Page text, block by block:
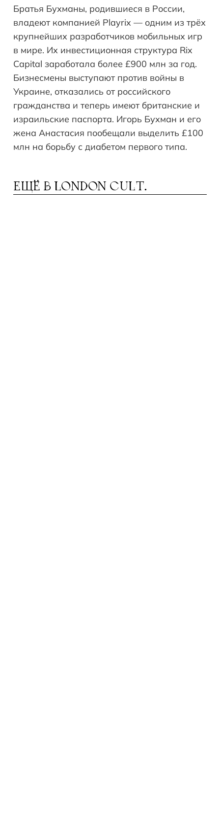
Братья Бухманы, родившиеся в России,
владеют компанией Playrix — одним из трёх
крупнейших разработчиков мобильных игр
в мире. Их инвестиционная структура Rix
Capital заработала более £900 млн за год.
Бизнесмены выступают против войны в
Украине, отказались от российского
гражданства и теперь имеют британские и
израильские паспорта. Игорь Бухман и его
жена Анастасия пообещали выделить £100
млн на борьбу с диабетом первого типа.
ЕЩЁ В LONDON CULT.